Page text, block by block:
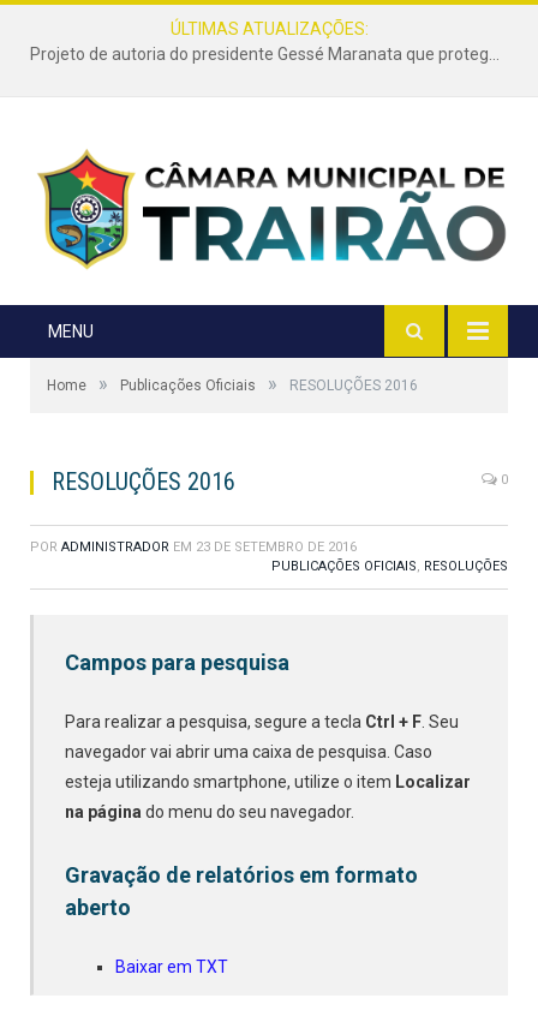
ÚLTIMAS ATUALIZAÇÕES:
Projeto de autoria do presidente Gessé Maranata que protege as estradas vicinais de Trairão é transformado em lei
MENU
Home » Publicações Oficiais » RESOLUÇÕES 2016
RESOLUÇÕES 2016 0
POR ADMINISTRADOR EM 23 DE SETEMBRO DE 2016
PUBLICAÇÕES OFICIAIS, RESOLUÇÕES
Campos para pesquisa
Para realizar a pesquisa, segure a tecla Ctrl + F. Seu
navegador vai abrir uma caixa de pesquisa. Caso
esteja utilizando smartphone, utilize o item Localizar
na página do menu do seu navegador.
Gravação de relatórios em formato
aberto
Baixar em TXT